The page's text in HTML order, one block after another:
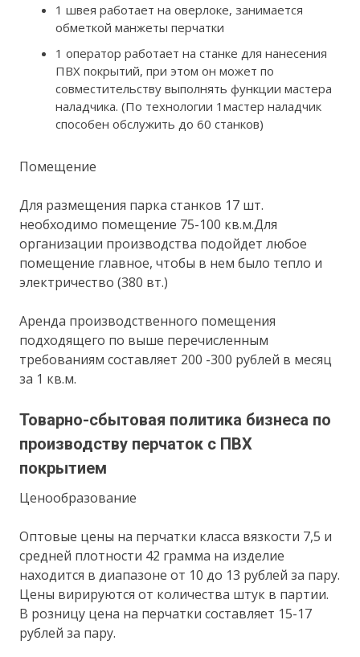
1 швея работает на оверлоке, занимается
обметкой манжеты перчатки
1 оператор работает на станке для нанесения
ПВХ покрытий, при этом он может по
совместительству выполнять функции мастера
наладчика. (По технологии 1мастер наладчик
способен обслужить до 60 станков)
Помещение
Для размещения парка станков 17 шт.
необходимо помещение 75-100 кв.м.Для
организации производства подойдет любое
помещение главное, чтобы в нем было тепло и
электричество (380 вт.)
Аренда производственного помещения
подходящего по выше перечисленным
требованиям составляет 200 -300 рублей в месяц
за 1 кв.м.
Товарно-сбытовая политика бизнеса по
производству перчаток с ПВХ
покрытием
Ценообразование
Оптовые цены на перчатки класса вязкости 7,5 и
средней плотности 42 грамма на изделие
находится в диапазоне от 10 до 13 рублей за пару.
Цены вирируются от количества штук в партии.
В розницу цена на перчатки составляет 15-17
рублей за пару.